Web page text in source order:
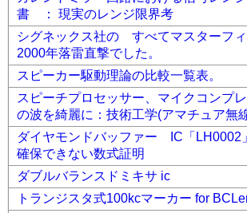
書 ： 現実のレンジ限界考
シグネックス社の すべてマスターフィ
2000年落雷直撃でした。
スピーカー駆動理論の比較一覧表。
スピーチプロセッサー、マイクコンプ
の波を綺麗に：技術工学(アマチュア無
ダイヤモンドバッファー IC「LH0002
確保できない数式証明
ダブルバランスドミキサ ic
トランジスタ式100kcマーカー for